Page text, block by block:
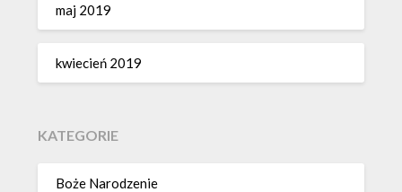
maj 2019
kwiecień 2019
KATEGORIE
Boże Narodzenie